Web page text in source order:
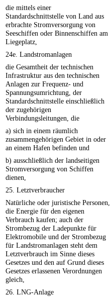
die mittels einer
Standardschnittstelle von Land aus
erbrachte Stromversorgung von
Seeschiffen oder Binnenschiffen am
Liegeplatz,
24e. Landstromanlagen
die Gesamtheit der technischen
Infrastruktur aus den technischen
Anlagen zur Frequenz- und
Spannungsumrichtung, der
Standardschnittstelle einschließlich
der zugehörigen
Verbindungsleitungen, die
a) sich in einem räumlich
zusammengehörigen Gebiet in oder
an einem Hafen befinden und
b) ausschließlich der landseitigen
Stromversorgung von Schiffen
dienen,
25. Letztverbraucher
Natürliche oder juristische Personen,
die Energie für den eigenen
Verbrauch kaufen; auch der
Strombezug der Ladepunkte für
Elektromobile und der Strombezug
für Landstromanlagen steht dem
Letztverbrauch im Sinne dieses
Gesetzes und den auf Grund dieses
Gesetzes erlassenen Verordnungen
gleich,
26. LNG-Anlage